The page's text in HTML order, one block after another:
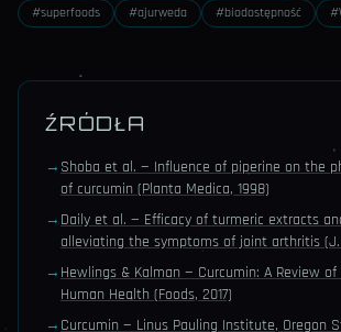
#superfoods #ajurweda #biodostępność #
ŹRÓDŁA
→ Shoba et al. — Influence of piperine on the
of curcumin (Planta Medica, 1998)
→Daily et al. — Efficacy of turmeric extracts
alleviating the symptoms of joint arthritis (J.
→ Hewlings & Kalman — Curcumin: A Review
Human Health (Foods, 2017)
→ Curcumin — Linus Pauling Institute, Oregon